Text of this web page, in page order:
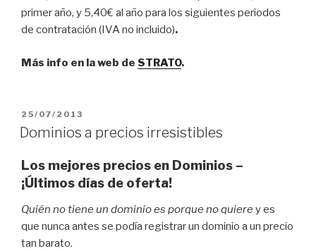
primer año, y 5,40€ al año para los siguientes periodos
de contratación (IVA no incluido).
Más info en la web de STRATO.
PUBLICADO
EL
25/07/2013
Dominios a precios irresistibles
Los mejores precios en Dominios –
¡Últimos días de oferta!
Quién no tiene un dominio es porque no quiere y es
que nunca antes se podía registrar un dominio a un precio
tan barato.